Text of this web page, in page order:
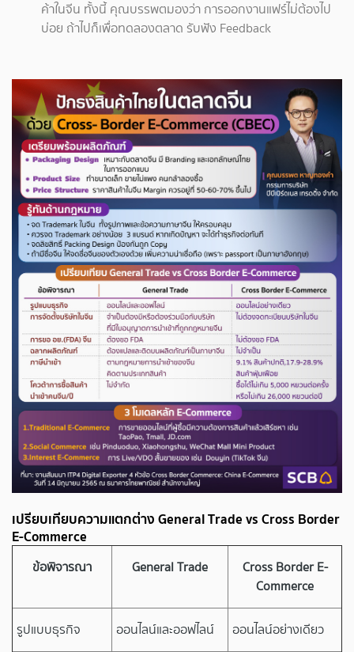
ค้าในจีน ทั้งนี้ คุณบรรพตมองว่า การออกงานแฟร์ไม่ต้องไป
บ่อย ถ้าไปก็เพื่อทดลองตลาด รับฟัง Feedback
เปรียบเทียบความแตกต่าง General Trade vs Cross Border
E-Commerce
ข้อพิจารณา General Trade
Cross Border E-
Commerce
รูปแบบธุรกิจ ออนไลน์และออฟไลน์ ออนไลน์อย่างเดียว